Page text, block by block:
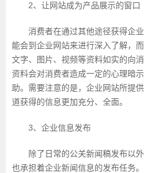
2、让网站成为产品展示的窗口
消费者在通过其他途径获得企业
能会到企业网站来进行深入了解，
文字、图片、视频等资料如实的向
资料会对消费者造成一定的心理暗
助。需要注意的是，企业网站所提
道获得的信息更加充分、全面。
3、企业信息发布
除了日常的公关新闻稿发布以外
也承担着企业新闻信息的发布任务